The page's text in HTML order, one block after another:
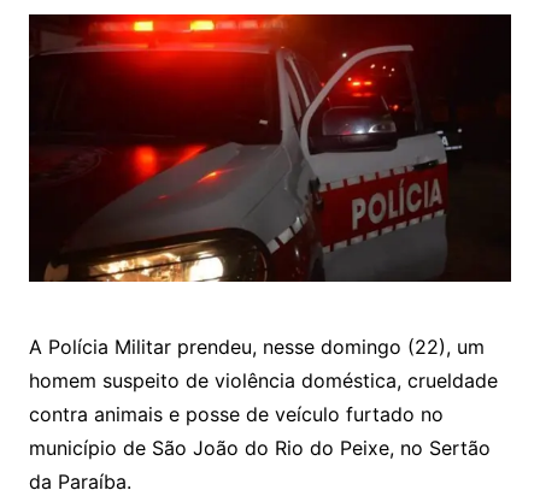
A Polícia Militar prendeu, nesse domingo (22), um
homem suspeito de violência doméstica, crueldade
contra animais e posse de veículo furtado no
município de São João do Rio do Peixe, no Sertão
da Paraíba.